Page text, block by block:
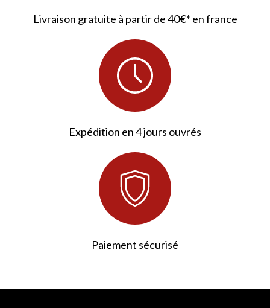
Livraison gratuite à partir de 40€* en france
Expédition en 4 jours ouvrés
Paiement sécurisé